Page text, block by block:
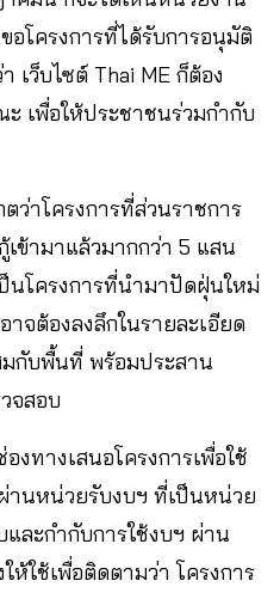
อโครงการที่ได้รับการอนุมัติ
เว็บไซต์ Thai ME ก็ต้อง
เพื่อให้ประชาชนร่วมกำกับ
ว่าโครงการที่ส่วนราชการ
ข้ามาแล้วมากกว่า 5 แสน
นโครงการที่นำมาปัดฝุ่นใหม่
จต้องลงลึกในรายละเอียด
มกับพื้นที่ พร้อมประสาน
จสอบ
ทางเสนอโครงการเพื่อใช้
านหน่วยรับงบฯ ที่เป็นหน่วย
ละกำกับการใช้งบฯ ผ่าน
ห้ใช้เพื่อติดตามว่า โครงการ